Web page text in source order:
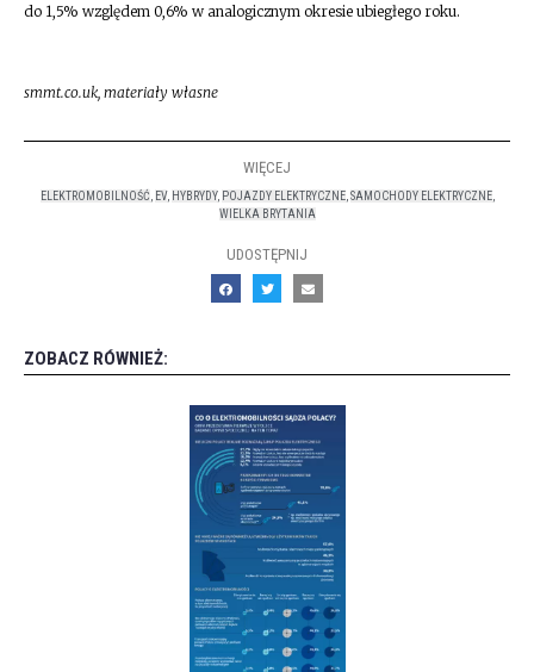
do 1,5% względem 0,6% w analogicznym okresie ubiegłego roku.
smmt.co.uk, materiały własne
WIĘCEJ
ELEKTROMOBILNOŚĆ EV, HYBRYDY, POJAZDY ELEKTRYCZNE, SAMOCHODY ELEKTRYCZNE,
WIELKA BRYTANIA
UDOSTĘPNIJ
ZOBACZ RÓWNIEŻ: